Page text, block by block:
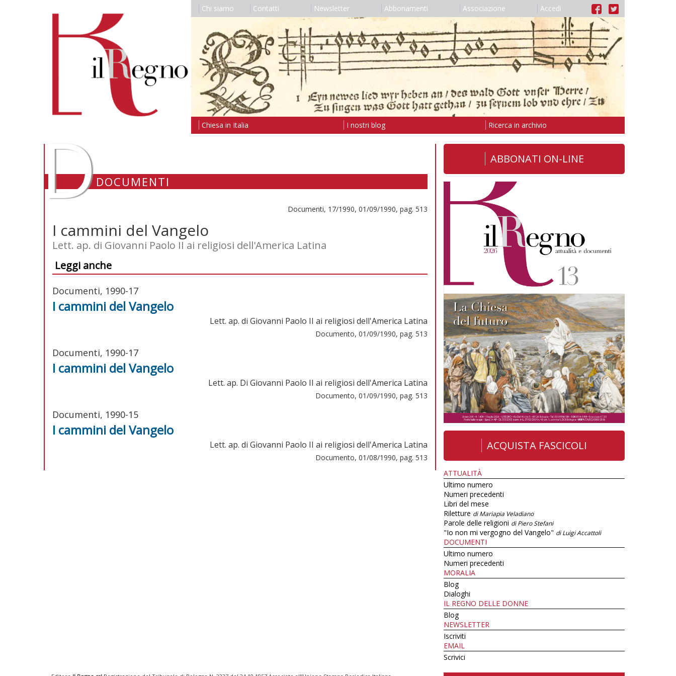
Chi siamo Contatti Newsletter Abbonamenti Associazione Accedi
Chiesa in Italia I nostri blog Ricerca in archivio
DDOCUMENTI
Documenti, 17/1990, 01/09/1990, pag. 513
I cammini del Vangelo
Lett. ap. di Giovanni Paolo II ai religiosi dell'America Latina
Leggi anche
Documenti, 1990-17
I cammini del Vangelo
Lett. ap. di Giovanni Paolo II ai religiosi dell'America Latina
Documento, 01/09/1990, pag. 513
Documenti, 1990-17
I cammini del Vangelo
Lett. ap. Di Giovanni Paolo II ai religiosi dell'America Latina
Documento, 01/09/1990, pag. 513
Documenti, 1990-15
I cammini del Vangelo
Lett. ap. di Giovanni Paolo II ai religiosi dell'America Latina
Documento, 01/08/1990, pag. 513
ABBONATI ON-LINE
ACQUISTA FASCICOLI
ATTUALITÀ
Ultimo numero
Numeri precedenti
Libri del mese
Riletture di Mariapia Veladiano
Parole delle religioni di Piero Stefani
"Io non mi vergogno del Vangelo" di Luigi Accattoli
DOCUMENTI
Ultimo numero
Numeri precedenti
MORALIA
Blog
Dialoghi
IL REGNO DELLE DONNE
Blog
NEWSLETTER
Iscriviti
EMAIL
Scrivici